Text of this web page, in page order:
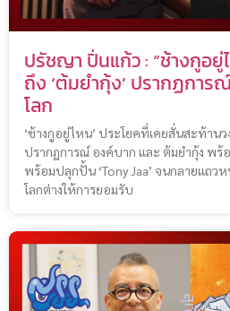
ปรัชญา ปิ่นแก้ว : “ช้างกูอยู่
ถึง ‘ต้มยำกุ้ง’ ปรากฏกา
โลก
‘ช้างกูอยู่ไหน’ ประโยคที่เคยสั่นสะท้านว
ปรากฏการณ์ องค์บาก และ ต้มยำกุ้ง พร้
พร้อมปลุกปั้น ‘Tony Jaa’ จนกลายแถ
โลกต่างให้การยอมรับ